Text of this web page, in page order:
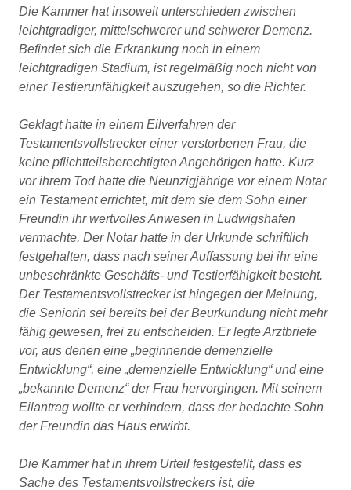
Die Kammer hat insoweit unterschieden zwischen
leichtgradiger, mittelschwerer und schwerer Demenz.
Befindet sich die Erkrankung noch in einem
leichtgradigen Stadium, ist regelmäßig noch nicht von
einer Testierunfähigkeit auszugehen, so die Richter.
Geklagt hatte in einem Eilverfahren der
Testamentsvollstrecker einer verstorbenen Frau, die
keine pflichtteilsberechtigten Angehörigen hatte. Kurz
vor ihrem Tod hatte die Neunzigjährige vor einem Notar
ein Testament errichtet, mit dem sie dem Sohn einer
Freundin ihr wertvolles Anwesen in Ludwigshafen
vermachte. Der Notar hatte in der Urkunde schriftlich
festgehalten, dass nach seiner Auffassung bei ihr eine
unbeschränkte Geschäfts- und Testierfähigkeit besteht.
Der Testamentsvollstrecker ist hingegen der Meinung,
die Seniorin sei bereits bei der Beurkundung nicht mehr
fähig gewesen, frei zu entscheiden. Er legte Arztbriefe
vor, aus denen eine „beginnende demenzielle
Entwicklung“, eine „demenzielle Entwicklung“ und eine
„bekannte Demenz“ der Frau hervorgingen. Mit seinem
Eilantrag wollte er verhindern, dass der bedachte Sohn
der Freundin das Haus erwirbt.
Die Kammer hat in ihrem Urteil festgestellt, dass es
Sache des Testamentsvollstreckers ist, die